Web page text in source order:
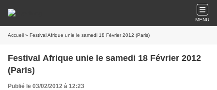
MENU
Accueil » Festival Afrique unie le samedi 18 Février 2012 (Paris)
Festival Afrique unie le samedi 18 Février 2012
(Paris)
Publié le 03/02/2012 à 12:23